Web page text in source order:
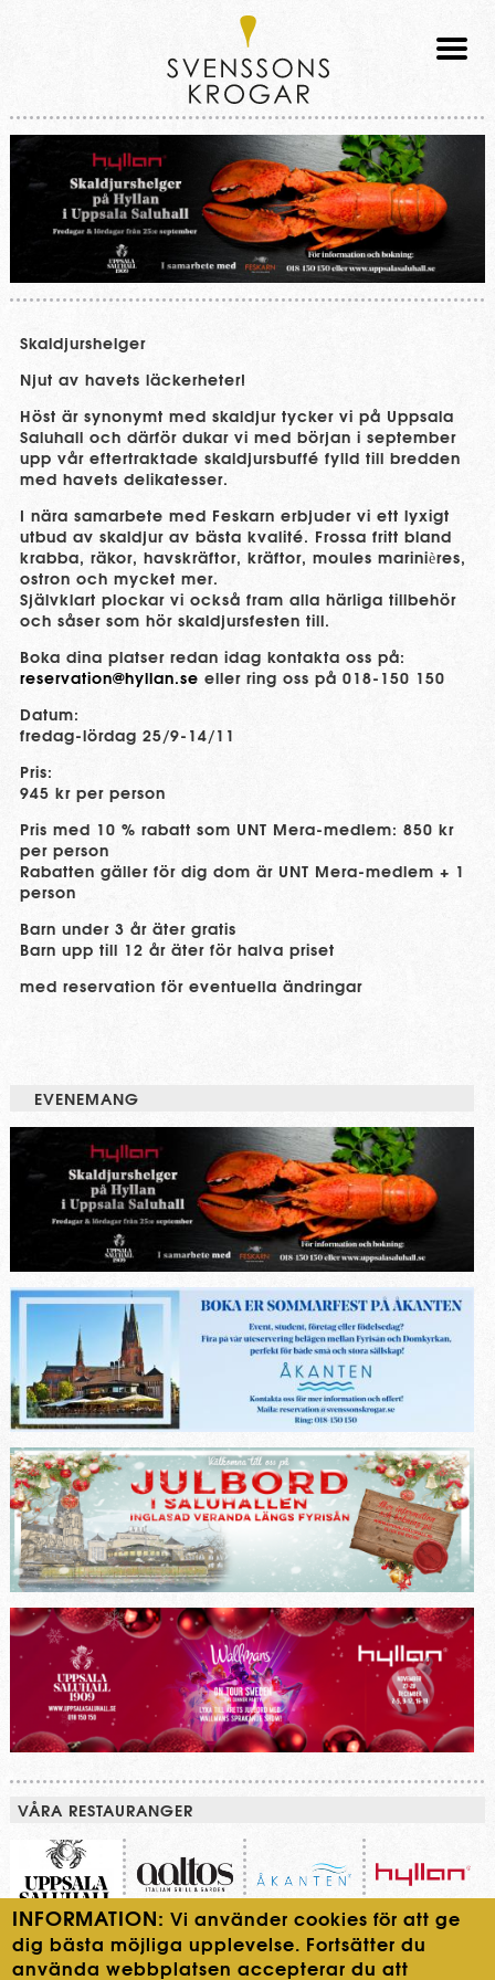
Skaldjurshelger
Njut av havets läckerheter!
Höst är synonymt med skaldjur tycker vi på Uppsala
Saluhall och därför dukar vi med början i september
upp vår eftertraktade skaldjursbuffé fylld till bredden
med havets delikatesser.
I nära samarbete med Feskarn erbjuder vi ett lyxigt
utbud av skaldjur av bästa kvalité. Frossa fritt bland
krabba, räkor, havskräftor, kräftor, moules marinières,
ostron och mycket mer.
Självklart plockar vi också fram alla härliga tillbehör
och såser som hör skaldjursfesten till.
Boka dina platser redan idag kontakta oss på:
reservation@hyllan.se eller ring oss på 018-150 150
Datum:
fredag-lördag 25/9-14/11
Pris:
945 kr per person
Pris med 10 % rabatt som UNT Mera-medlem: 850 kr
per person
Rabatten gäller för dig dom är UNT Mera-medlem + 1
person
Barn under 3 år äter gratis
Barn upp till 12 år äter för halva priset
med reservation för eventuella ändringar
EVENEMANG
VÅRA RESTAURANGER
INFORMATION: Vi använder cookies för att ge
dig bästa möjliga upplevelse. Fortsätter du
använda webbplatsen accepterar du att